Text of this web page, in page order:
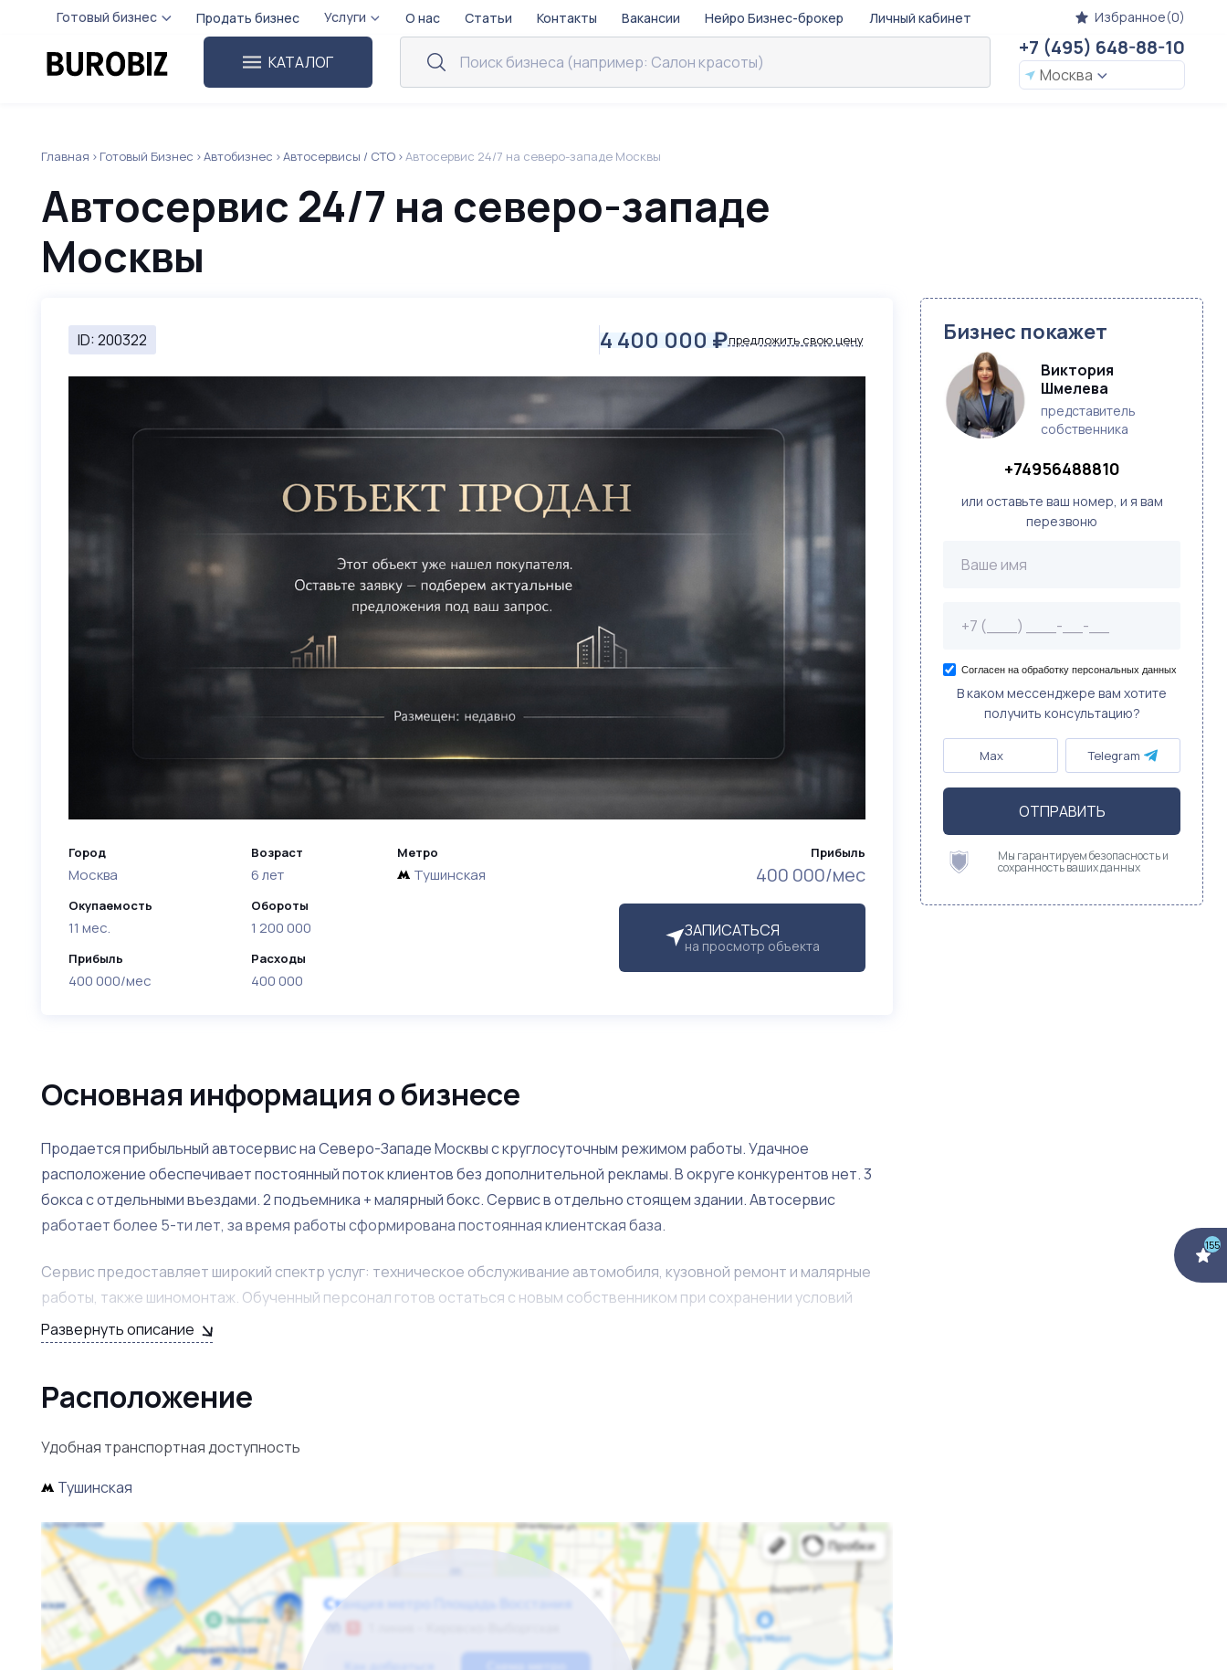
Готовый бизнес Продать бизнес Услуги О нас Статьи Контакты Вакансии Нейро Бизнес-брокер Личный кабинет Избранное(0)
КАТАЛОГ
+7 (495) 648-88-10
Москва
Главная Готовый Бизнес Автобизнес Автосервисы / СТО Автосервис 24/7 на северо-западе Москвы
Автосервис 24/7 на северо-западе
Москвы
ID: 200322 4 400 000 ₽предложить свою цену
Прибыль
400 000/мес
ЗАПИСАТЬСЯ
на просмотр объекта
Город
Москва
Окупаемость
11 мес.
Прибыль
400 000/мес
Возраст
6 лет
Обороты
1 200 000
Расходы
400 000
Метро
Тушинская
Основная информация о бизнесе
Продается прибыльный автосервис на Северо-Западе Москвы с круглосуточным режимом работы. Удачное
расположение обеспечивает постоянный поток клиентов без дополнительной рекламы. В округе конкурентов нет. 3
бокса с отдельными въездами. 2 подъемника + малярный бокс. Сервис в отдельно стоящем здании. Автосервис
работает более 5-ти лет, за время работы сформирована постоянная клиентская база.
Сервис предоставляет широкий спектр услуг: техническое обслуживание автомобиля, кузовной ремонт и малярные
работы, также шиномонтаж. Обученный персонал готов остаться с новым собственником при сохранении условий
оплаты труда.
Владелец готов поделиться всеми наработками и проконсультировать покупателя по необходимым вопросам после
Развернуть описание
Расположение
Удобная транспортная доступность
Тушинская
Бизнес покажет
Виктория
Шмелева
представитель
собственника
+74956488810
или оставьте ваш номер, и я вам
перезвоню
Согласен на обработку персональных данных
В каком мессенджере вам хотите
получить консультацию?
Max Telegram
ОТПРАВИТЬ
Мы гарантируем безопасность и
сохранность ваших данных
155